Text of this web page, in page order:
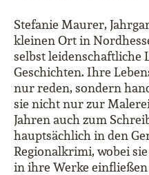
Stefanie Maurer,
kleinen Ort in
selbst leidenschaftliche
Geschichten. Ihre
nur reden, sondern
sie nicht nur zur
Jahren auch zum
hauptsächlich in den
Regionalkrimi, wobei
in ihre Werke